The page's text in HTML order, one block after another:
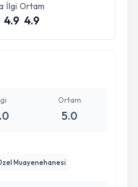
İlgi
4.9
Ortam
4.9
Ortam
5.0
Muayenehanesi